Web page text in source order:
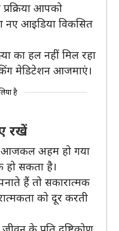
आपको
नए आइडिया विकसित
का हल नहीं मिल रहा
मेडिटेशन आजमाएं।
है
रखें
आजकल अहम हो गया
हो सकता है।
हैं तो सकारात्मक
को दूर करती